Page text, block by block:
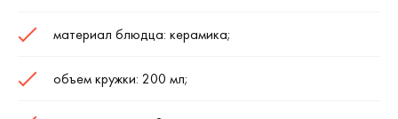
материал блюдца: керамика;
объем кружки: 200 мл;